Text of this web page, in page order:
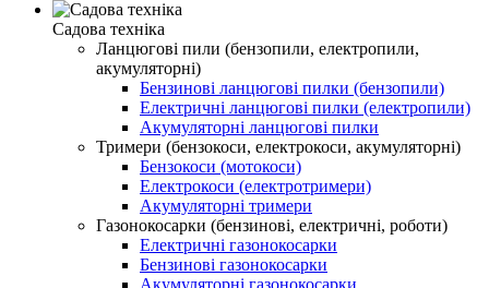
Садова техніка
Ланцюгові пили (бензопили, електропили,
акумуляторні)
Бензинові ланцюгові пилки (бензопили)
Електричні ланцюгові пилки (електропили)
Акумуляторні ланцюгові пилки
Тримери (бензокоси, електрокоси, акумуляторні)
Бензокоси (мотокоси)
Електрокоси (електротримери)
Акумуляторні тримери
Газонокосарки (бензинові, електричні, роботи)
Електричні газонокосарки
Бензинові газонокосарки
Акумуляторні газонокосарки